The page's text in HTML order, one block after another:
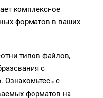
комплексное
форматов в ваших
типов файлов,
с
Ознакомьтесь с
форматов на